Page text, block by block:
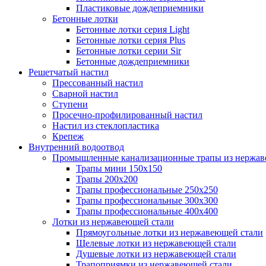
Пластиковые дождеприемники
Бетонные лотки
Бетонные лотки серия Light
Бетонные лотки серия Plus
Бетонные лотки серии Sir
Бетонные дождеприемники
Решетчатый настил
Прессованный настил
Сварной настил
Ступени
Просечно-профилированный настил
Настил из стеклопластика
Крепеж
Внутренний водоотвод
Промышленные канализационные трапы из
Трапы мини 150х150
Трапы 200х200
Трапы профессиональные 250х250
Трапы профессиональные 300х300
Трапы профессиональные 400х400
Лотки из нержавеющей стали
Прямоугольные лотки из нержавеющей стали
Щелевые лотки из нержавеющей стали
Душевые лотки из нержавеющей стали